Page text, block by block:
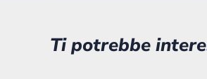
Ti potrebbe